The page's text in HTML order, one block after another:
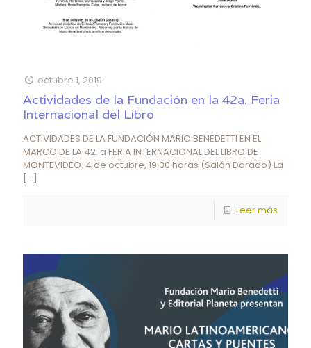
octubre 1, 2019
Actividades de la Fundación en la 42a. Feria
Internacional del Libro
ACTIVIDADES DE LA FUNDACIÓN MARIO BENEDETTI EN EL
MARCO DE LA 42. a FERIA INTERNACIONAL DEL LIBRO DE
MONTEVIDEO. 4 de octubre, 19.00 horas (Salón Dorado) La
[…]
Leer más